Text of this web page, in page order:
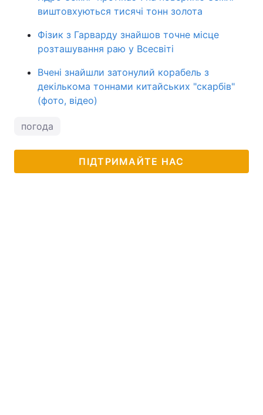
виштовхуються тисячі тонн золота
Фізик з Гарварду знайшов точне місце
розташування раю у Всесвіті
Вчені знайшли затонулий корабель з
декількома тоннами китайських "скарбів"
(фото, відео)
погода
ПІДТРИМАЙТЕ НАС